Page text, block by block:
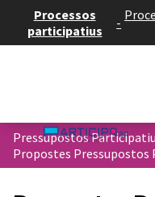
Processos
participatius
-
Pressupostos
Propostes Pressupostos